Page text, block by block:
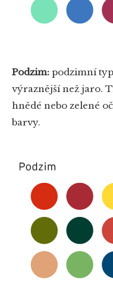
Podzim: podzimní
výraznější než jaro.
hnědé nebo zelené
barvy.